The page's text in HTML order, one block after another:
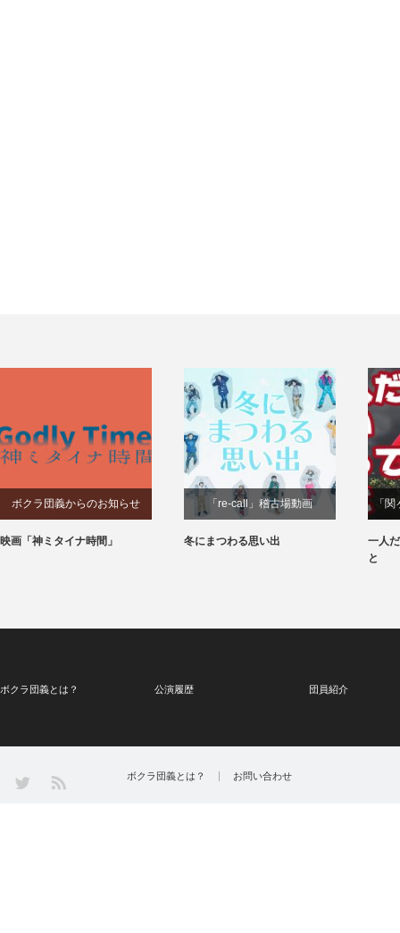
ボクラ団義からのお知らせ
映画「神ミタイナ時間」
「re-call」稽古場動画
冬にまつわる思い出
「
一人
と
ボクラ団義とは？ 公演履歴 団員紹介
Twitter ボクラ団義とは？ お問い合わせ